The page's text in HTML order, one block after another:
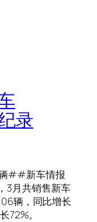
录
##新车情报
3月共销售新车
辆，同比增长
72%。